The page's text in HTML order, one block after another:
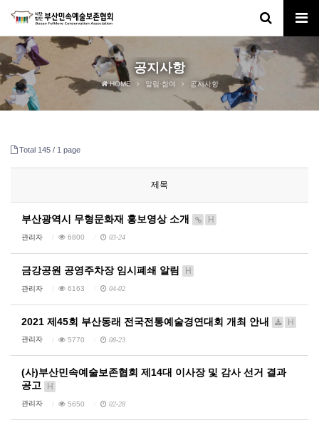
공지사항
HOME 알림·참여 공지사항
Total 145 / 1 page
제목
부산광역시 무형문화재 홍보영상 소개 H
관리자 6800 03-24
금강공원 공영주차장 임시폐쇄 알림 H
관리자 6163 04-02
2021 제45회 부산동래 전국전통예술경연대회 개최 안내 H
관리자 5770 08-23
(사)부산민속예술보존협회 제14대 이사장 및 감사 선거 결과
공고
H
관리자 5650 02-28